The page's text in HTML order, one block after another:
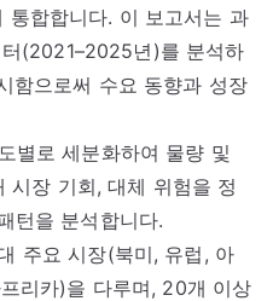
통합합니다. 이 보고서는 과
(2021–2025년)를 분석하
함으로써 수요 동향과 성장
별로 세분화하여 물량 및
시장 기회, 대체 위험을 정
턴을 분석합니다.
주요 시장(북미, 유럽, 아
리카)을 다루며, 20개 이상